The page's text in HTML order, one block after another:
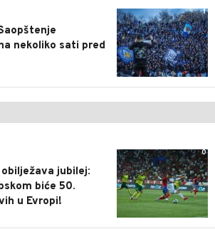
1
nekoliko sati pred
0
jubilej:
biće 50.
u Evropi!